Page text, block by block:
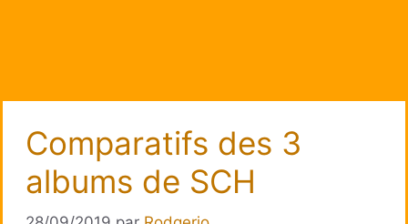
Comparatifs des 3
albums de SCH